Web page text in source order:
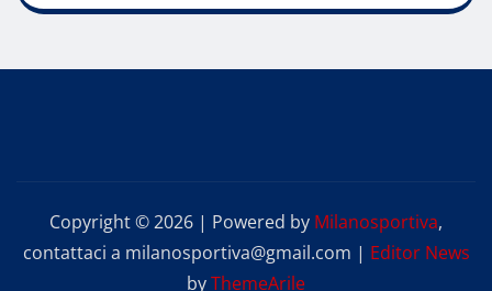
Copyright © 2026 | Powered by Milanosportiva,
contattaci a milanosportiva@gmail.com | Editor News
byThemeArile